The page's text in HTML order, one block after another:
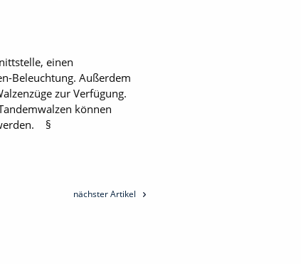
einen
Beleuchtung. Außerdem
zur Verfügung.
können
§
nächster Artikel